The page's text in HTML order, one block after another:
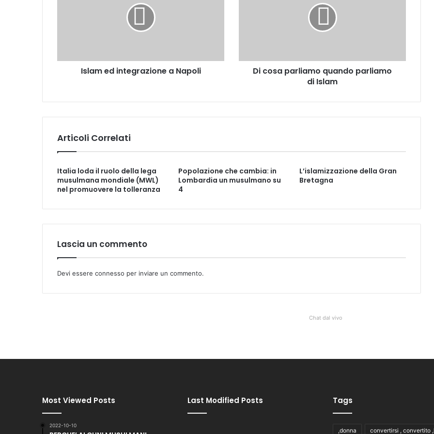
Islam ed integrazione a Napoli
Di cosa parliamo quando parliamo
di Islam
Articoli Correlati
Italia loda il ruolo della lega
musulmana mondiale (MWL)
nel promuovere la tolleranza
Popolazione che cambia: in
Lombardia un musulmano su
4
L’islamizzazione della Gran
Bretagna
Lascia un commento
Devi essere connesso per inviare un commento.
Chat dal vivo
Most Viewed Posts
2022-10-10
Last Modified Posts Tags
,donna convertirsi , convertito